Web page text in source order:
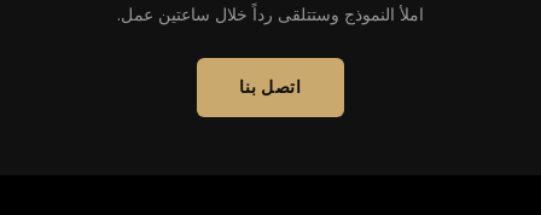
املأ النموذج وستتلقى رداً خلال ساعتين عمل.
اتصل بنا